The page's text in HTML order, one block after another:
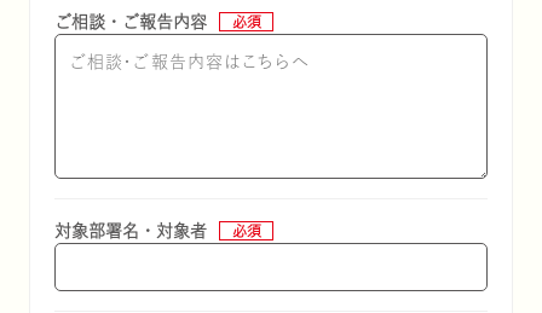
ご相談・ご報告内容
対象部署名・対象者